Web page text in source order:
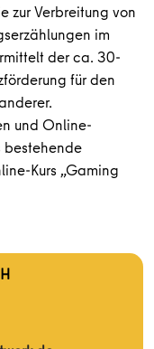
zur Verbreitung von
im
der ca. 30-
für den
und Online-
bestehende
Kurs „Gaming